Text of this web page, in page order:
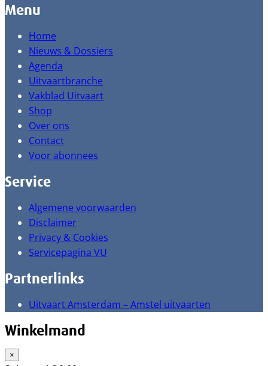
Menu
Home
Nieuws & Dossiers
Agenda
Uitvaartbranche
Vakblad Uitvaart
Shop
Over ons
Contact
Voor abonnees
Service
Algemene voorwaarden
Disclaimer
Privacy & Cookies
Servicepagina VU
Partnerlinks
Uitvaart Amsterdam – Amstel uitvaarten
Winkelmand
×